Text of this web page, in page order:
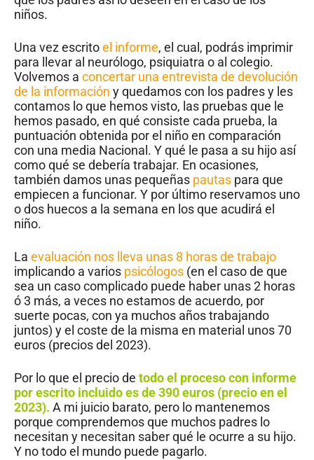
niños.
Una vez escritoel informe, el cual, podrás imprimir
para llevar al neurólogo, psiquiatra o al colegio.
Volvemos a concertar una entrevista de devolución
de la información y quedamos con los padres y les
contamos lo que hemos visto, las pruebas que le
hemos pasado, en qué consiste cada prueba, la
puntuación obtenida por el niño en comparación
con una media Nacional. Y qué le pasa a su hijo así
como qué se debería trabajar. En ocasiones,
también damos unas pequeñas pautas para que
empiecen a funcionar. Y por último reservamos uno
o dos huecos a la semana en los que acudirá el
niño.
La evaluación nos lleva unas 8 horas de trabajo
implicando a varios psicólogos (en el caso de que
sea un caso complicado puede haber unas 2 horas
ó 3 más, a veces no estamos de acuerdo, por
suerte pocas, con ya muchos años trabajando
juntos) y el coste de la misma en material unos 70
euros (precios del 2023).
Por lo que el precio de todo el proceso con informe
por escrito incluido es de 390 euros (precio en el
2023). A mi juicio barato, pero lo mantenemos
porque comprendemos que muchos padres lo
necesitan y necesitan saber qué le ocurre a su hijo.
Y no todo el mundo puede pagarlo.